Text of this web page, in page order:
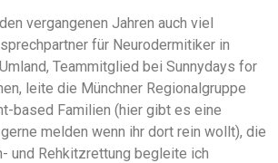
vergangenen Jahren auch viel
für Neurodermitiker in
Teammitglied bei Sunnydays for
leite die Münchner Regionalgruppe
based Familien (hier gibt es eine
melden wenn ihr dort rein wollt), die
und Rehkitzrettung begleite ich